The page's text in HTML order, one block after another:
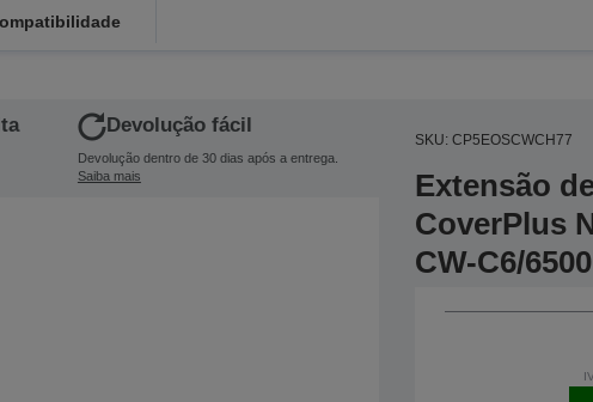
Devolução fácil
Devolução dentro de 30 dias após a entrega.
Saiba mais
SKU: CP5EOSCWCH77
Extensão
CoverPlus
CW-C6/6500